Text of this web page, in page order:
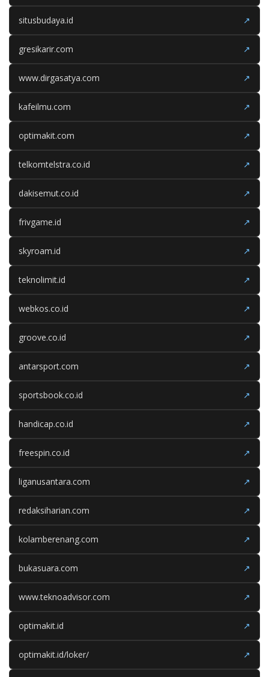
situsbudaya.id ↗
gresikarir.com ↗
www.dirgasatya.com ↗
kafeilmu.com ↗
optimakit.com ↗
telkomtelstra.co.id ↗
dakisemut.co.id ↗
frivgame.id ↗
skyroam.id ↗
teknolimit.id ↗
webkos.co.id ↗
groove.co.id ↗
antarsport.com ↗
sportsbook.co.id ↗
handicap.co.id ↗
freespin.co.id ↗
liganusantara.com ↗
redaksiharian.com ↗
kolamberenang.com ↗
bukasuara.com ↗
www.teknoadvisor.com ↗
optimakit.id ↗
optimakit.id/loker/ ↗